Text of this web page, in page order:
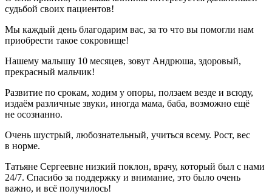
судьбой своих пациентов!
Мы каждый день благодарим вас, за то что вы помогли нам
приобрести такое сокровище!
Нашему малышу 10 месяцев, зовут Андрюша, здоровый,
прекрасный мальчик!
Развитие по срокам, ходим у опоры, ползаем везде и всюду,
издаём различные звуки, иногда мама, баба, возможно ещё
не осознанно.
Очень шустрый, любознательный, учиться всему. Рост, вес
в норме.
Татьяне Сергеевне низкий поклон, врачу, который был с нами
24/7. Спасибо за поддержку и внимание, это было очень
важно, и всё получилось!